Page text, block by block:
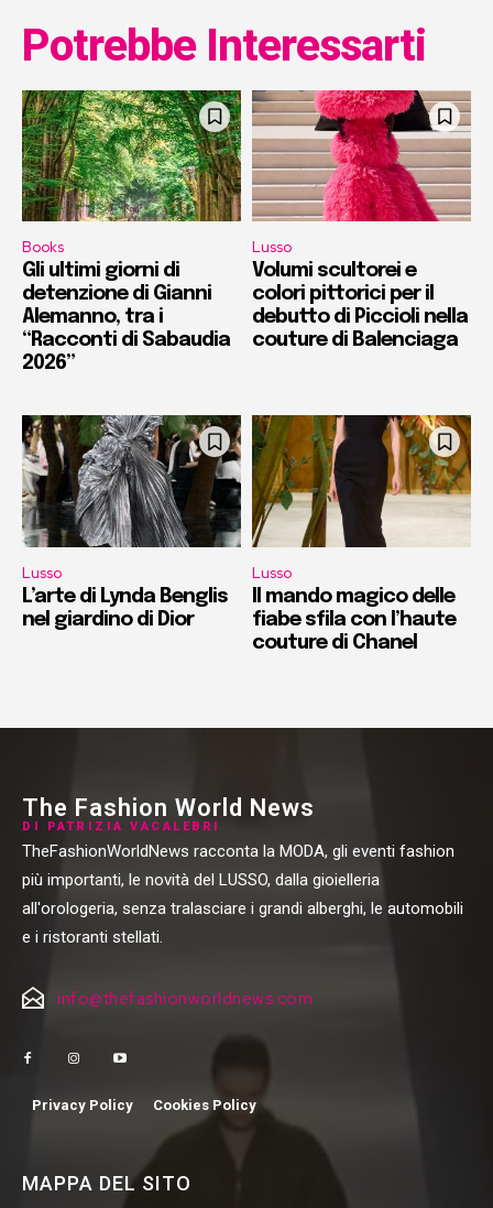
Potrebbe Interessarti
Books
Gli ultimi giorni di
detenzione di Gianni
Alemanno, tra i
“Racconti di Sabaudia
2026”
Lusso
Volumi scultorei e
colori pittorici per il
debutto di Piccioli nella
couture di Balenciaga
Lusso
L’arte di Lynda Benglis
nel giardino di Dior
Lusso
Il mando magico delle
fiabe sfila con l’haute
couture di Chanel
The Fashion World News
DI PATRIZIA VACALEBRI
TheFashionWorldNews racconta la MODA, gli eventi fashion
più importanti, le novità del LUSSO, dalla gioielleria
all'orologeria, senza tralasciare i grandi alberghi, le automobili
e i ristoranti stellati.
info@thefashionworldnews.com
Privacy Policy Cookies Policy
MAPPA DEL SITO